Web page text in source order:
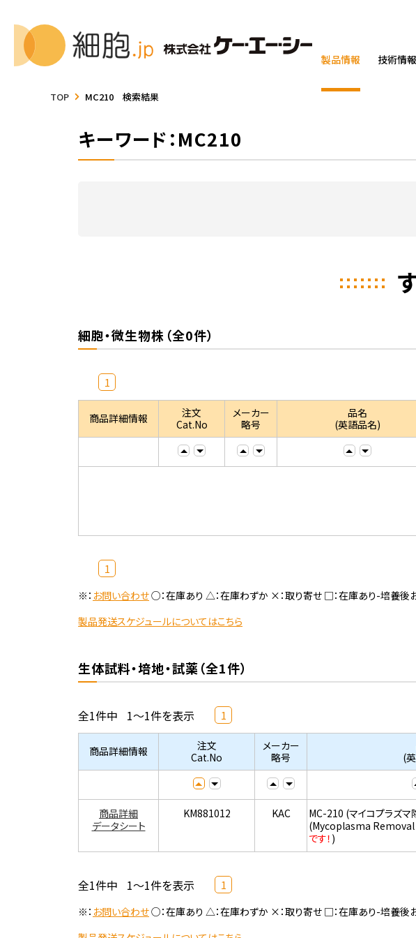
製品情報 技術情報
TOP MC210 検索結果
キーワード：MC210
細胞・微生物株（全0件）
1
商品詳細情報
注文
Cat.No
メーカー
略号
品名
(英語品名)
1
※： お問い合わせ○：在庫あり △：在庫わずか ×：取り寄せ □：在庫あり-培養後
製品発送スケジュールについてはこちら
生体試料・培地・試薬（全1件）
全1件中 1～1件を表示 1
商品詳細情報
注文
Cat.No
メーカー
略号
(
商品詳細
データシート
KM881012 KAC
MC-210 (マイコプラズマ
(Mycoplasma
です！ )
全1件中 1～1件を表示 1
※： お問い合わせ○：在庫あり △：在庫わずか ×：取り寄せ □：在庫あり-培養後